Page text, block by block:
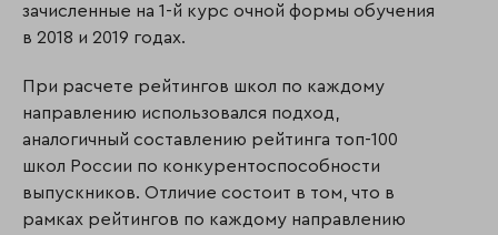
зачисленные на 1-й курс очной формы обучения
в 2018 и 2019 годах.
При расчете рейтингов школ по каждому
направлению использовался подход,
аналогичный составлению рейтинга топ-100
школ России по конкурентоспособности
выпускников. Отличие состоит в том, что в
рамках рейтингов по каждому направлению